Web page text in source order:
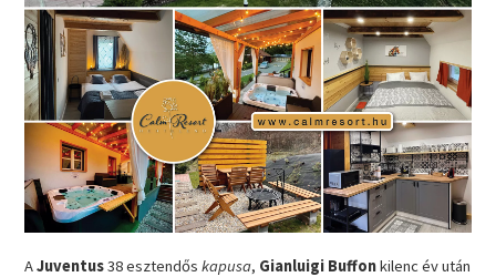
AJuventus38 esztendőskapusa, Gianluigi Buffonkilenc év után